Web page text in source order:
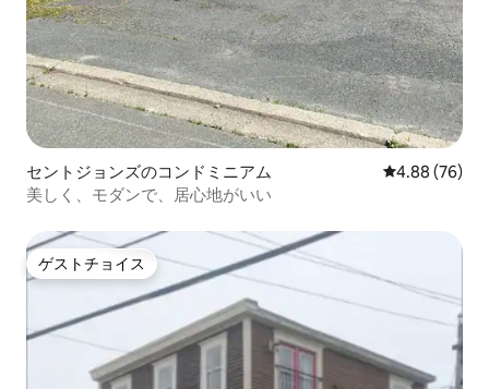
セントジョンズのコンドミニアム レビュー76
4.88 (76)
美しく、モダンで、居心地がいい
ゲストチョイス
ゲストチョイス